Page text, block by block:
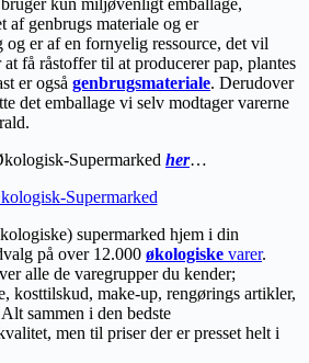
af genbrugs materiale og er
og er af en fornyelig ressource, det vil
få råstoffer til at producerer pap, plantes
er også genbrugsmateriale. Derudover
det emballage vi selv modtager varerne
Supermarked her…
supermarked hjem i din
på over 12.000 økologiske varer.
alle de varegrupper du kender;
kosttilskud, make-up, rengørings artikler,
sammen i den bedste
men til priser der er presset helt i